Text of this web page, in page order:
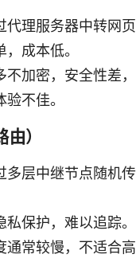
代理服务器中转网页
成本低。
不加密，安全性差
不佳。
）
多层中继节点随机
保护，难以追踪。
通常较慢，不适合